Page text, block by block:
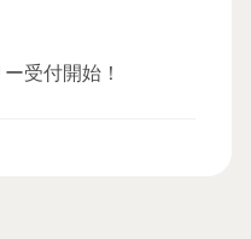
受付開始！